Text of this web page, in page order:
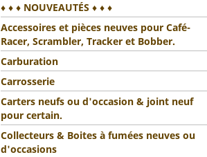
♦ ♦ ♦ NOUVEAUTÉS ♦ ♦ ♦
Accessoires et pièces neuves pour Café-
Racer, Scrambler, Tracker et Bobber.
Carburation
Carrosserie
Carters neufs ou d'occasion & joint neuf
pour certain.
Collecteurs & Boites à fumées neuves ou
d'occasions